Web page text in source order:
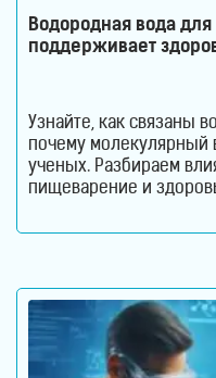
Водородная вода
поддерживает
Узнайте, как связаны
почему молекулярный
ученых. Разбираем
пищеварение и
Кишечник давно
важнейших систем